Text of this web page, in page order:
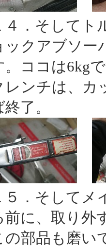
４．そしてト
ックアブソー
。ココは6kg
レンチは、カ
終了。
５．そしてメ
前に、取り外
の部品も磨い